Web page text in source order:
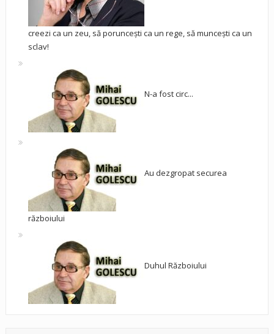
creezi ca un zeu, să poruncești ca un rege, să muncești ca un
sclav!
N-a fost circ...
Au dezgropat securea
războiului
Duhul Războiului